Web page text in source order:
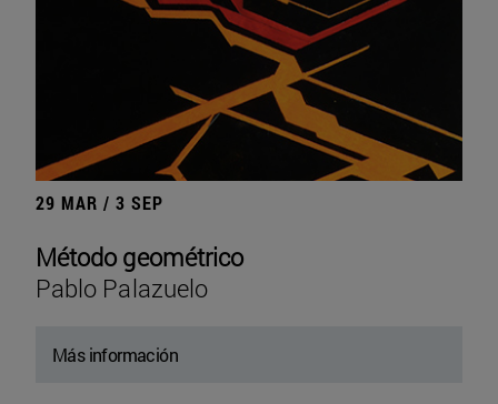
29 MAR / 3 SEP
Método geométrico
Pablo Palazuelo
Más información